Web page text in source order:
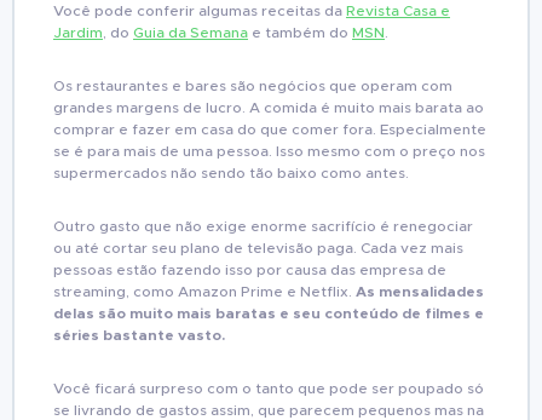
Você pode conferir algumas receitas da Revista Casa e
Jardim , do Guia da Semana e também do MSN
Os restaurantes e bares são negócios que operam com
grandes margens de lucro. A comida é muito mais barata ao
comprar e fazer em casa do que comer fora. Especialmente
se é para mais de uma pessoa. Isso mesmo com o preço nos
supermercados não sendo tão baixo como antes.
Outro gasto que não exige enorme sacrifício é renegociar
ou até cortar seu plano de televisão paga. Cada vez mais
pessoas estão fazendo isso por causa das empresa de
streaming, como Amazon Prime e Netflix. As mensalidades
delas são muito mais baratas e seu conteúdo de filmes e
séries bastante vasto.
Você ficará surpreso com o tanto que pode ser poupado só
se livrando de gastos assim, que parecem pequenos mas na